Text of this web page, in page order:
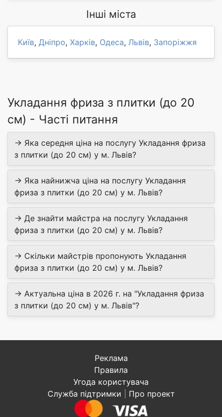
Інші міста
Київ, Дніпро, Харків, Одеса, Львів, Запоріжжя
Укладання фриза з плитки (до 20
см) - Часті питання
→ Яка середня ціна на послугу Укладання фриза
з плитки (до 20 см) у м. Львів?
→ Яка найнижча ціна на послугу Укладання
фриза з плитки (до 20 см) у м. Львів?
→ Де знайти майстра на послугу Укладання
фриза з плитки (до 20 см) у м. Львів?
→ Скільки майстрів пропонують Укладання
фриза з плитки (до 20 см) у м. Львів?
→ Актуальна ціна в 2026 г. на "Укладання фриза
з плитки (до 20 см) у м. Львів"?
Реклама
Правила
Угода користувача
Служба підтримки
Про проект